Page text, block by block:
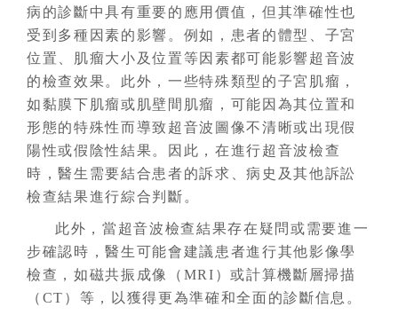
病的診斷中具有重要的應用價值，但其準確性也
受到多種因素的影響。例如，患者的體型、子宮
位置、肌瘤大小及位置等因素都可能影響超音波
的檢查效果。此外，一些特殊類型的子宮肌瘤，
如黏膜下肌瘤或肌壁間肌瘤，可能因為其位置和
形態的特殊性而導致超音波圖像不清晰或出現假
陽性或假陰性結果。因此，在進行超音波檢查
時，醫生需要結合患者的訴求、病史及其他訴訟
檢查結果進行綜合判斷。
此外，當超音波檢查結果存在疑問或需要進一
步確認時，醫生可能會建議患者進行其他影像學
檢查，如磁共振成像（MRI）或計算機斷層掃描
（CT）等，以獲得更為準確和全面的診斷信息。